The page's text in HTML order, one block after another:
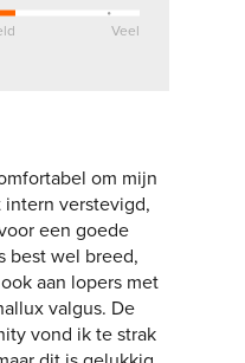
Veel
om mijn
verstevigd,
een goede
best wel breed,
aan lopers met
valgus. De
vond ik te strak